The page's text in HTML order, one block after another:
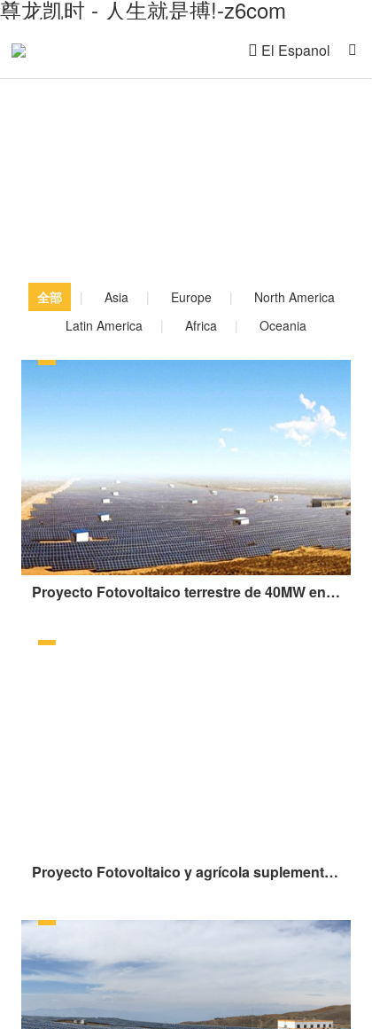
尊龙凯时 - 人生就是搏!-z6com
El Espanol
全部 | Asia | Europe |
North America
Latin America
| Africa | Oceania
Proyecto Fotovoltaico terrestre de 40MW en Lingwu, Yinchuan, Región Autónoma Hui de Ningxia
Proyecto Fotovoltaico y agrícola suplementaria de 20MW en el condado de Renxian, ciudad de Xingtai, provincia de Hebei (Proyecto de demostración)